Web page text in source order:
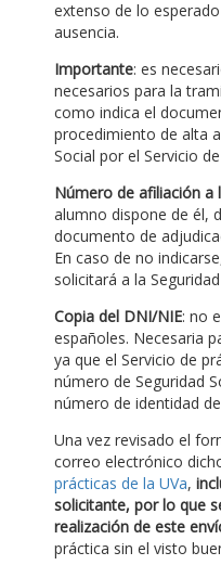
extenso de lo
ausencia.
Importante: es
necesarios para la
como indica el
procedimiento de alta
Social por el Servicio
Número de afiliación a
alumno dispone de él,
documento de
En caso de no
solicitará a la
Copia del DNI/NIE: no
españoles. Necesaria
ya que el Servicio de
número de Seguridad
número de identidad
Una vez revisado el
correo electrónico
prácticas de la UVa,
solicitante, por lo que
realización de este
práctica sin el visto